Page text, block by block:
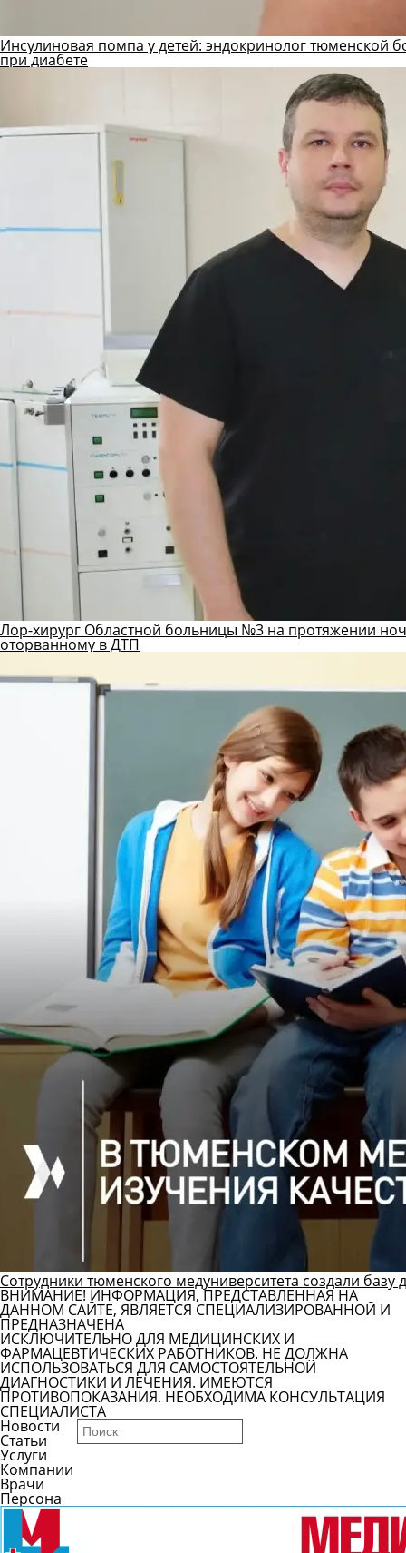
Инсулиновая помпа у детей: эндокринолог тюменской
при диабете
Лор-хирург Областной больницы №3 на протяжении
оторванному в ДТП
Сотрудники тюменского медуниверситета создали
ВНИМАНИЕ! ИНФОРМАЦИЯ, ПРЕДСТАВЛЕННАЯ НА
ДАННОМ САЙТЕ, ЯВЛЯЕТСЯ СПЕЦИАЛИЗИРОВАННОЙ И
ПРЕДНАЗНАЧЕНА
ИСКЛЮЧИТЕЛЬНО ДЛЯ МЕДИЦИНСКИХ И
ФАРМАЦЕВТИЧЕСКИХ РАБОТНИКОВ. НЕ ДОЛЖНА
ИСПОЛЬЗОВАТЬСЯ ДЛЯ САМОСТОЯТЕЛЬНОЙ
ДИАГНОСТИКИ И ЛЕЧЕНИЯ. ИМЕЮТСЯ
ПРОТИВОПОКАЗАНИЯ. НЕОБХОДИМА КОНСУЛЬТАЦИЯ
СПЕЦИАЛИСТА
Новости
Статьи
Услуги
Компании
Врачи
Персона